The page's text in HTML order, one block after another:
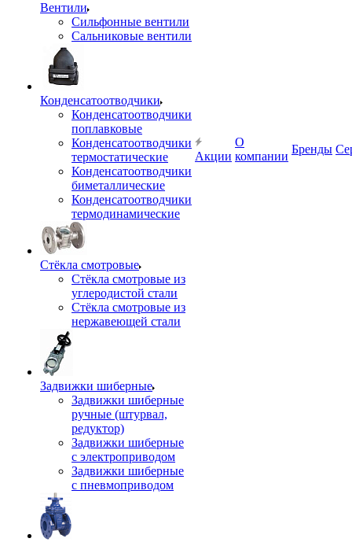
Вентили
Сильфонные вентили
Сальниковые вентили
Конденсатоотводчики
Конденсатоотводчики
поплавковые
Конденсатоотводчики
термостатические
Конденсатоотводчики
биметаллические
Конденсатоотводчики
термодинамические
Стёкла смотровые
Стёкла смотровые из
углеродистой стали
Стёкла смотровые из
нержавеющей стали
Задвижки шиберные
Задвижки шиберные
ручные (штурвал,
редуктор)
Задвижки шиберные
с электроприводом
Задвижки шиберные
с пневмоприводом
Акции
О
компании
Бренды